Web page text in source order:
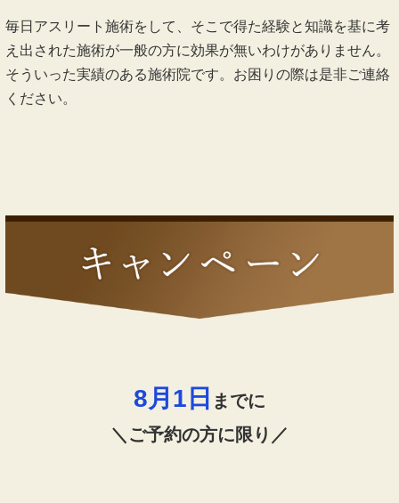
毎日アスリート施術をして、そこで得た経験と知識を基に考
え出された施術が一般の方に効果が無いわけがありません。
そういった実績のある施術院です。お困りの際は是非ご連絡
ください。
8月1 日 までに
＼ご予約の方に限り／